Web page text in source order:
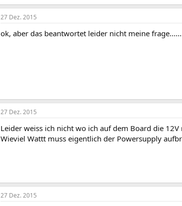
27 Dez. 2015
ok, aber das beantwortet leider nicht meine
27 Dez. 2015
Leider weiss ich nicht wo ich auf dem Board die 12V
Wieviel Wattt muss eigentlich der Powersupply
27 Dez. 2015